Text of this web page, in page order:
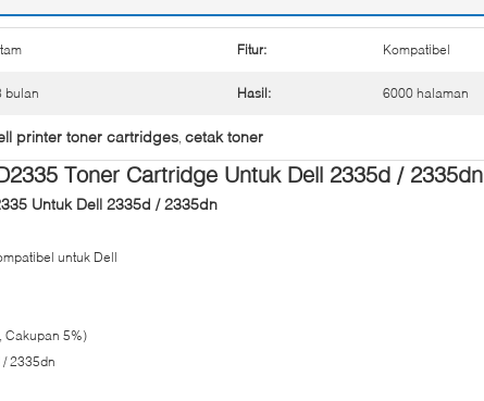
Fitur: Kompatibel
bulan Hasil: 6000 halaman
printer toner cartridges, cetak toner
Toner Cartridge Untuk Dell 2335d / 2335dn
Untuk Dell 2335d / 2335dn
untuk Dell
Cakupan 5%)
2335dn